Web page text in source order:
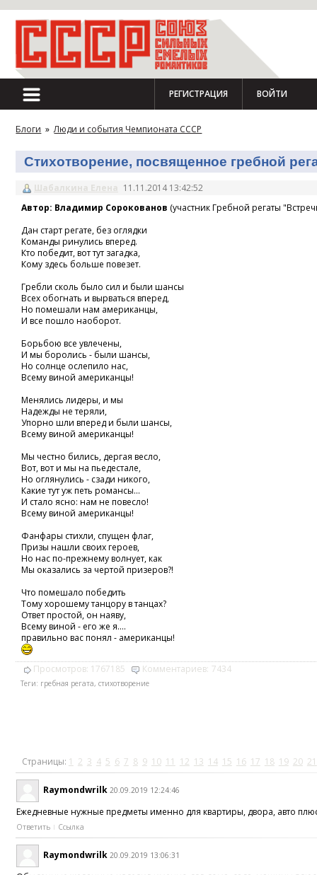
РЕГИСТРАЦИЯ ВОЙТИ
Блоги » Люди и события Чемпионата СССР
Стихотворение, посвященное гребной
Шабалкина Елена 11.11.2014 13:42:52
Автор: Владимир Сорокованов (участник Гребной регаты
Дан старт регате, без оглядки
Команды ринулись вперед.
Кто победит, вот тут загадка,
Кому здесь больше повезет.
Гребли сколь было сил и были шансы
Всех обогнать и вырваться вперед,
Но помешали нам американцы,
И все пошло наоборот.
Борьбою все увлечены,
И мы боролись - были шансы,
Но солнце ослепило нас,
Всему виной американцы!
Менялись лидеры, и мы
Надежды не теряли,
Упорно шли вперед и были шансы,
Всему виной американцы!
Мы честно бились, дергая весло,
Вот, вот и мы на пьедестале,
Но оглянулись - сзади никого,
Какие тут уж петь романсы...
И стало ясно: нам не повесло!
Всему виной американцы!
Фанфары стихли, спущен флаг,
Призы нашли своих героев,
Но нас по-прежнему волнует, как
Мы оказались за чертой призеров?!
Что помешало победить
Тому хорошему танцору в танцах?
Ответ простой, он наяву,
Всему виной - его же я....
правильно вас понял - американцы!
Просмотров: 1767185 Комментариев: 7434
Теги: гребная регата, стихотворение
Страницы: 1 2 3 4 5 6 7 8 9 10 11 12 13 14 15 16 17 18 19 20 21
Raymondwrilk 20.09.2019 12:24:46
Ежедневные нужные предметы именно для квартиры, двора, авто
Ответить Ссылка
Raymondwrilk 20.09.2019 13:06:31